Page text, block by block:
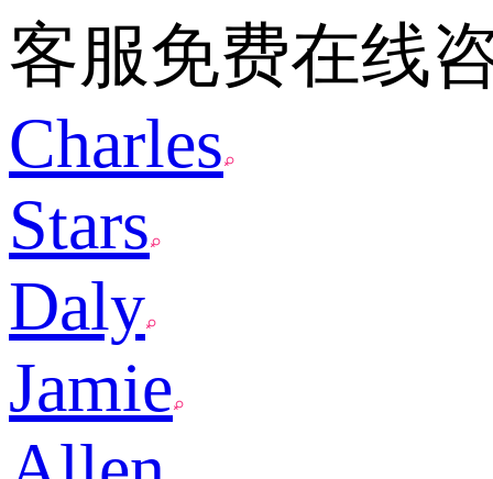
客服免费在线
Charles
Stars
Daly
Jamie